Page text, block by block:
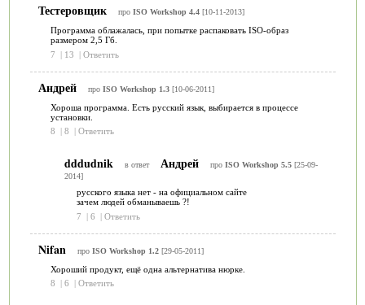
Тестеровщик про ISO Workshop 4.4[10-11-2013]
Программа облажалась, при попытке распаковать ISO-образ
размером 2,5 Гб.
7
| 13 | Ответить
Андрей про ISO Workshop 1.3[10-06-2011]
Хороша программа. Есть русский язык, выбирается в процессе
установки.
8
| 8 | Ответить
dddudnik в ответ Андрей про ISO Workshop 5.5[25-09-
2014]
русского языка нет - на официальном сайте
зачем людей обманываешь ?!
7
| 6 | Ответить
Nifan про ISO Workshop 1.2[29-05-2011]
Хороший продукт, ещё одна альтернатива нюрке.
8
| 6 | Ответить